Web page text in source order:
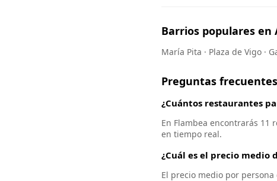
Barrios populares en
María Pita · Plaza de Vigo ·
Preguntas frecuentes
¿Cuántos restaurantes
En Flambea encontrarás 11
en tiempo real.
¿Cuál es el precio medio
El precio medio por